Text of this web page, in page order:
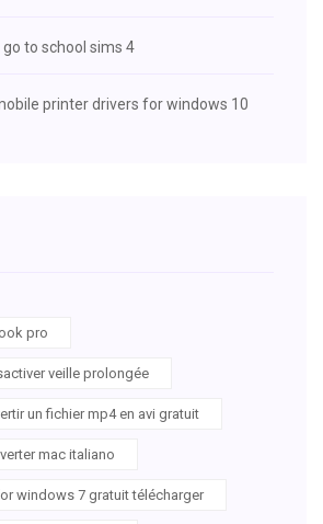
to school sims 4
printer drivers for windows 10
pro
veille prolongée
un fichier mp4 en avi gratuit
mac italiano
windows 7 gratuit télécharger